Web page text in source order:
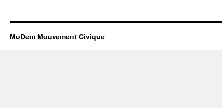
MoDem Mouvement Civique